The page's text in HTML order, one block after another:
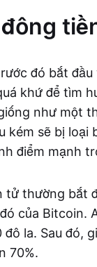
đó bắt
khứ để tìm
như một
kém sẽ bị
điểm mạnh
tử thường bắt
của Bitcoin.
la. Sau đó,
70%.